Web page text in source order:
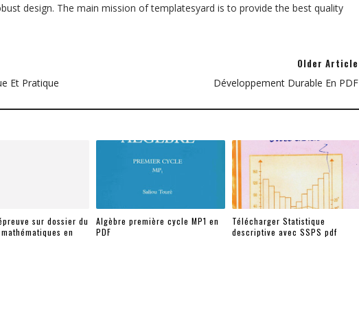
design. The main mission of templatesyard is to provide the best quality
Et Pratique
Older Article
Développement Durable En PDF
sur dossier du
mathématiques en
Algèbre première cycle MP1 en
PDF
Télécharger Statistique
descriptive avec SSPS pdf